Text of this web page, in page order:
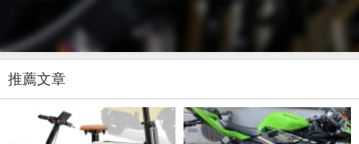
推薦文章